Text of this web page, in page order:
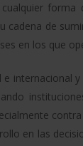
cadena de
en los que
internacional
en las